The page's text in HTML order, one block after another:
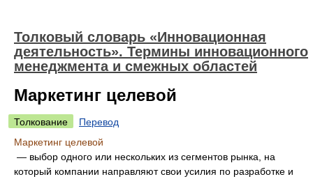
Толковый словарь «Инновационная
деятельность». Термины инновационного
менеджмента и смежных областей
Маркетинг целевой
Толкование
Перевод
Маркетинг целевой
— выбор одного или нескольких из сегментов рынка, на
который компании направляют свои усилия по разработке и